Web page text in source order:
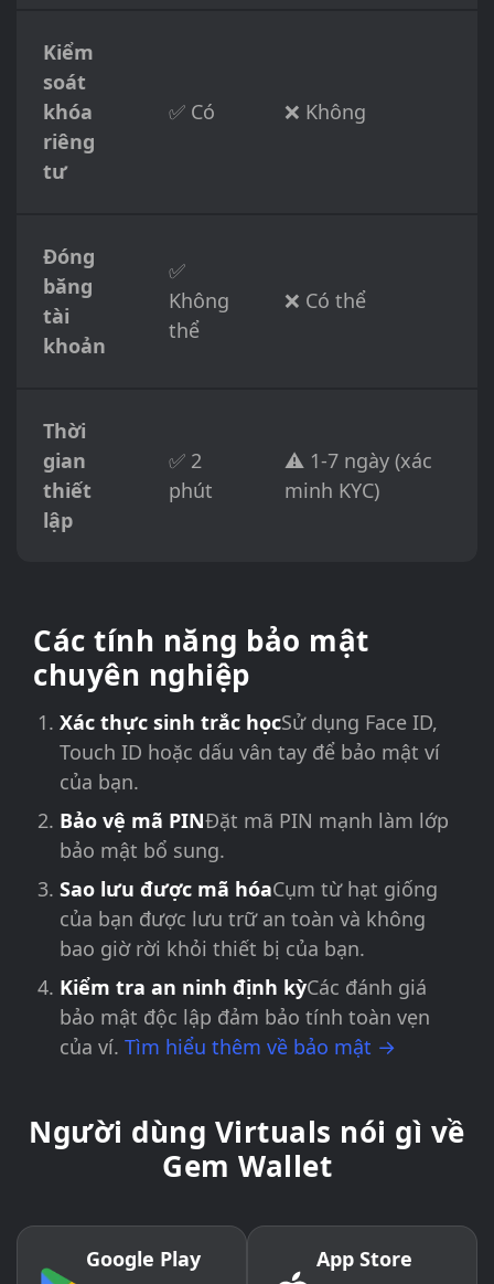
Kiểm
soát
khóa
riêng
tư
✅ Có ❌ Không
Đóng
băng
tài
khoản
✅
Không
thể
❌ Có thể
Thời
gian
thiết
lập
✅ 2
phút
⚠️ 1-7 ngày (xác
minh KYC)
Các tính năng bảo mật
chuyên nghiệp
Xác thực sinh trắc họcSử dụng Face ID,
Touch ID hoặc dấu vân tay để bảo mật ví
của bạn.
Bảo vệ mã PINĐặt mã PIN mạnh làm lớp
bảo mật bổ sung.
Sao lưu được mã hóaCụm từ hạt giống
của bạn được lưu trữ an toàn và không
bao giờ rời khỏi thiết bị của bạn.
Kiểm tra an ninh định kỳCác đánh giá
bảo mật độc lập đảm bảo tính toàn vẹn
của ví. Tìm hiểu thêm về bảo mật →
Người dùng Virtuals nói gì về
Gem Wallet
Google Play App Store